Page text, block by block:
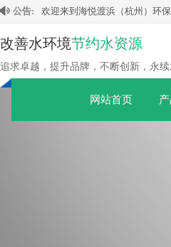
公告:
改善水环境节约水资源
追求卓越，提升品牌，不断创新，永续
网站首页